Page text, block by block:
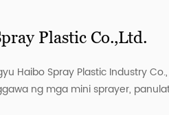
Plastic Co.,Ltd.
Haibo Spray Plastic Industry
ng mga mini sprayer,